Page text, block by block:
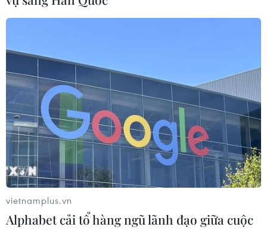
Chẩn đoán và điều trị thành công
trường hợp mắc bệnh viêm mạch
30/07/2026 08:15
Trao tặng 10 gia đình khó khăn điều
trị vô sinh hiếm muộn miễn phí 100%
30/07/2026 07:37
Cuộc thi Tôi khỏe đẹp hơn lan tỏa
thông điệp dinh dưỡng khoa học và
30/07/2026 07:17
vietnamplus.vn
Alphabet cải tổ hàng ngũ lãnh đạo giữa cuộc